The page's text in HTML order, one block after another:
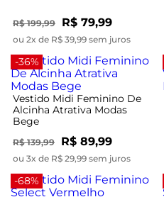
R$ 199,99 R$ 79,99
ou 2x de R$ 39,99 sem juros
-36%
Vestido Midi Feminino De
Alcinha Atrativa Modas
Bege
R$ 139,99 R$ 89,99
ou 3x de R$ 29,99 sem juros
-68%